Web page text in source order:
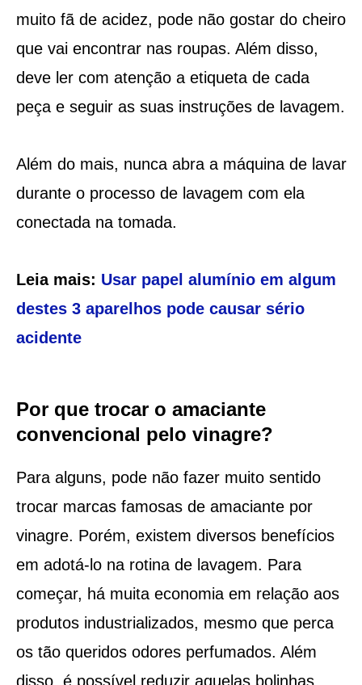
muito fã de acidez, pode não gostar do cheiro
que vai encontrar nas roupas. Além disso,
deve ler com atenção a etiqueta de cada
peça e seguir as suas instruções de lavagem.
Além do mais, nunca abra a máquina de lavar
durante o processo de lavagem com ela
conectada na tomada.
Leia mais: Usar papel alumínio em algum
destes 3 aparelhos pode causar sério
acidente
Por que trocar o amaciante
convencional pelo vinagre?
Para alguns, pode não fazer muito sentido
trocar marcas famosas de amaciante por
vinagre. Porém, existem diversos benefícios
em adotá-lo na rotina de lavagem. Para
começar, há muita economia em relação aos
produtos industrializados, mesmo que perca
os tão queridos odores perfumados. Além
disso, é possível reduzir aquelas bolinhas